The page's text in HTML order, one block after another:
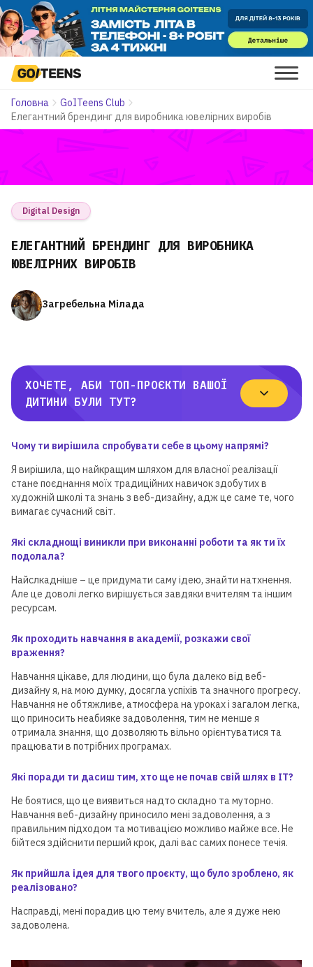
Головна
GoITeens Club
Елегантний брендинг для виробника ювелірних виробів
Digital Design
ЕЛЕГАНТНИЙ БРЕНДИНГ ДЛЯ ВИРОБНИКА
ЮВЕЛІРНИХ ВИРОБІВ
Загребельна Мілада
ХОЧЕТЕ, АБИ ТОП-ПРОЄКТИ ВАШОЇ
ДИТИНИ БУЛИ ТУТ?
Чому ти вирішила спробувати себе в цьому напрямі?
Я вирішила, що найкращим шляхом для власної реалізації
стане поєднання моїх традиційних навичок здобутих в
художній школі та знань з веб-дизайну, адж це саме те, чого
вимагає сучасний світ.
Які складнощі виникли при виконанні роботи та як ти їх
подолала?
Найслкадніше – це придумати саму ідею, знайти натхнення.
Але це доволі легко вирішується завдяки вчителям та іншим
ресурсам.
Як проходить навчання в академії, розкажи свої
враження?
Навчання цікаве, для людини, що була далеко від веб-
дизайну я, на мою думку, досягла успіхів та значного прогресу.
Навчання не обтяжливе, атмосфера на уроках і загалом легка,
що приносить неабияке задоволення, тим не менше я
отримала знання, що дозволяють вільно орієнтуватися та
працювати в потрібних програмах.
Які поради ти дасиш тим, хто ще не почав свій шлях в ІТ?
Не боятися, що це виявиться надто складно та муторно.
Навчання веб-дизайну приносило мені задоволення, а з
правильним підходом та мотивацією можливо майже все. Не
бійтеся здійснити перший крок, далі вас самих понесе течія.
Як прийшла ідея для твого проєкту, що було зроблено, як
реалізовано?
Насправді, мені порадив цю тему вчитель, але я дуже нею
задоволена.